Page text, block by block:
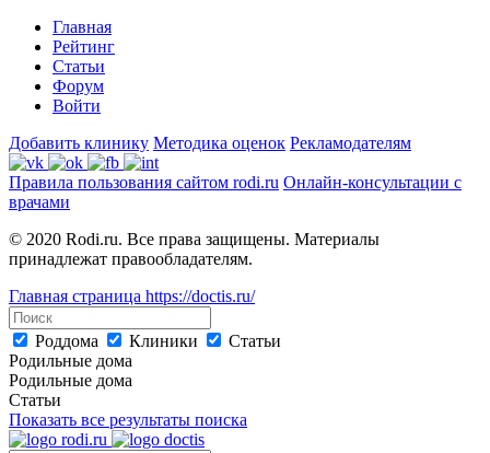
Главная
Рейтинг
Статьи
Форум
Войти
Добавить клинику Методика оценок Рекламодателям
Правила пользования сайтом rodi.ru Онлайн-консультации с
врачами
© 2020 Rodi.ru. Все права защищены. Материалы
принадлежат правообладателям.
Главная страница https://doctis.ru/
Роддома Клиники
Статьи
Родильные дома
Родильные дома
Статьи
Показать все результаты поиска